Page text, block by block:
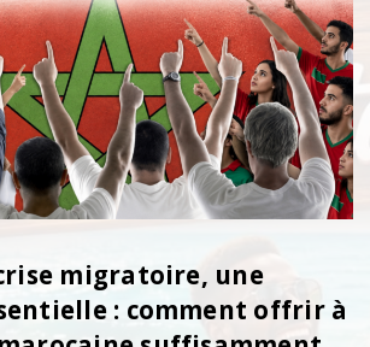
migratoire, une
: comment offrir à